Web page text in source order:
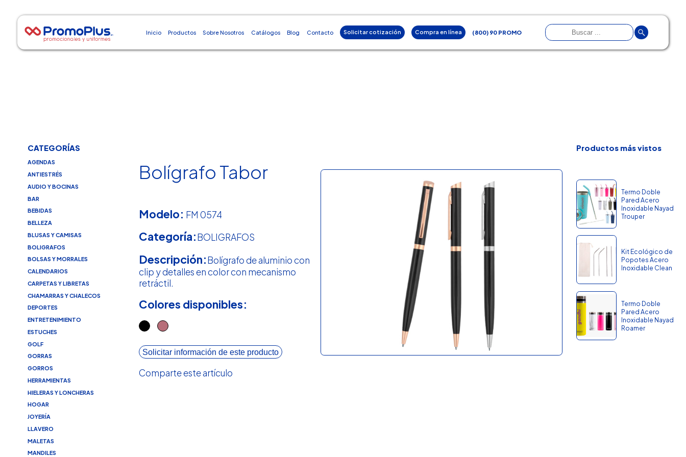
Inicio Productos Sobre Nosotros Catálogos Blog Contacto Solicitar cotización Compra en línea (800) 90 PROMO
CATEGORÍAS
AGENDAS
ANTIESTRÉS
AUDIO Y BOCINAS
BAR
BEBIDAS
BELLEZA
BLUSAS Y CAMISAS
BOLIGRAFOS
BOLSAS Y MORRALES
CALENDARIOS
CARPETAS Y LIBRETAS
CHAMARRAS Y CHALECOS
DEPORTES
ENTRETENIMIENTO
ESTUCHES
GOLF
GORRAS
GORROS
HERRAMIENTAS
HIELERAS Y LONCHERAS
HOGAR
JOYERÍA
LLAVERO
MALETAS
MANDILES
Bolígrafo Tabor
Modelo: FM 0574
Categoría:BOLIGRAFOS
Descripción:Bolígrafo de aluminio con
clip y detalles en color con mecanismo
retráctil.
Colores disponibles:
Solicitar información de este producto
Comparte este artículo
Productos más vistos
Termo Doble
Pared Acero
Inoxidable Nayad
Trouper
Kit Ecológico de
Popotes Acero
Inoxidable Clean
Termo Doble
Pared Acero
Inoxidable Nayad
Roamer